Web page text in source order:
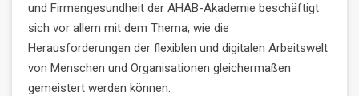
und Firmengesundheit der AHAB-Akademie beschäftigt
sich vor allem mit dem Thema, wie die
Herausforderungen der flexiblen und digitalen Arbeitswelt
von Menschen und Organisationen gleichermaßen
gemeistert werden können.